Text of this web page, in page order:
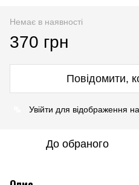
Немає в наявності
370 грн
Повідомити,
Увійти для відображення
До обраного